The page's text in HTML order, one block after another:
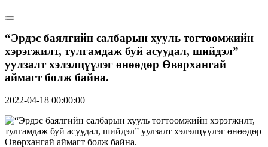
“Эрдэс баялгийн салбарын хууль тогтоомжийн
хэрэгжилт, тулгамдаж буй асуудал, шийдэл”
уулзалт хэлэлцүүлэг өнөөдөр Өвөрхангай
аймагт болж байна.
2022-04-18 00:00:00